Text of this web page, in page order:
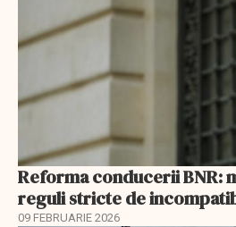
Reforma conducerii BNR:
reguli stricte de
09 FEBRUARIE 2026